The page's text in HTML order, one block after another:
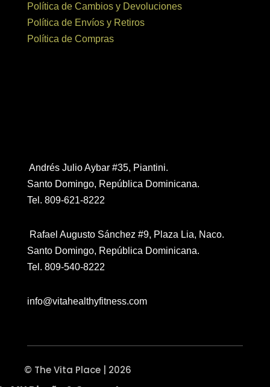
Política de Cambios y Devoluciones
Política de Envíos y Retiros
Política de Compras
Andrés Julio Aybar #35, Piantini.
Santo Domingo, República Dominicana.
Tel. 809-621-8222
Rafael Augusto Sánchez #9, Plaza Lia, Naco.
Santo Domingo, República Dominicana.
Tel. 809-540-8222
info@vitahealthyfitness.com
© The Vita Place | 2026